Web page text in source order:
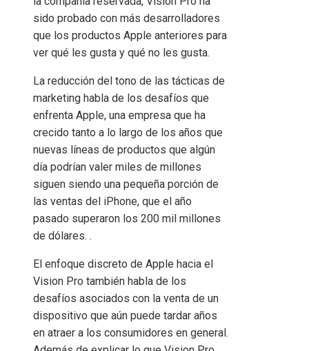
sido probado con más desarrolladores
que los productos Apple anteriores para
ver qué les gusta y qué no les gusta.
La reducción del tono de las tácticas de
marketing habla de los desafíos que
enfrenta Apple, una empresa que ha
crecido tanto a lo largo de los años que
nuevas líneas de productos que algún
día podrían valer miles de millones
siguen siendo una pequeña porción de
las ventas del iPhone, que el año
pasado superaron los 200 mil millones
de dólares. .
El enfoque discreto de Apple hacia el
Vision Pro también habla de los
desafíos asociados con la venta de un
dispositivo que aún puede tardar años
en atraer a los consumidores en general.